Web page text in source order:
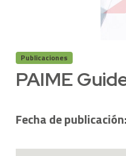
Publicaciones
PAIME
Fecha de publicación: